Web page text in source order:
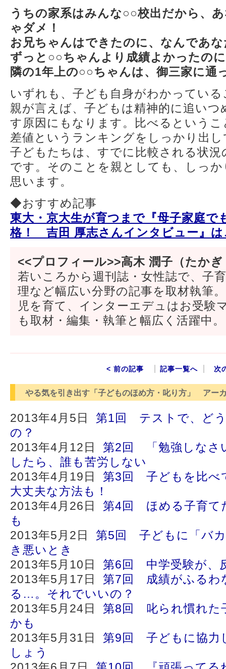
うちの家系はみんな○○校出だから、
ゃダメ！
お兄ちゃんはできたのに、なんであ
ずっと○○ちゃんより成績よかったの
隣の1年上の○○ちゃんは、御三家に通
いずれも、子ども自身がわかってい
親が言えば、子どもは精神的に追い
す原因にもなります。比べるという
差値というランキングをしっかり出
子どもたちは、すでに比較される状
です。そのことを親としても、しっ
思います。
◆おすすめ記事
東大・京大生が育つまで『母子家庭
格！ 吉田 厚志さんインタビュー』は
<<プロフィール>>高木 潤子（たか
若いころから週刊誌・女性誌で、子
理など幅広い分野の記事を取材執筆
児を育て、インターエデュはお受験
も取材・編集・執筆と幅広く活躍中。
< 前の記事 記事一覧へ 次
やる気を引き出す「子どものほめ方・叱り方」 アー
2013年4月5日 第1回 テストで、ど
の？
2013年4月12日 第2回 「勉強しなさ
したら、誰も苦労しない
2013年4月19日 第3回 子どもを比べ
大丈夫な方法も！
2013年4月26日 第4回 ほめる子育て
も
2013年5月2日 第5回 子どもに「バ
き悪いとき
2013年5月10日 第6回 中学受験が、
2013年5月17日 第7回 成績がふるわ
る…。それでいいの？
2013年5月24日 第8回 叱られ慣れた
かも
2013年5月31日 第9回 子どもに協力
しょう